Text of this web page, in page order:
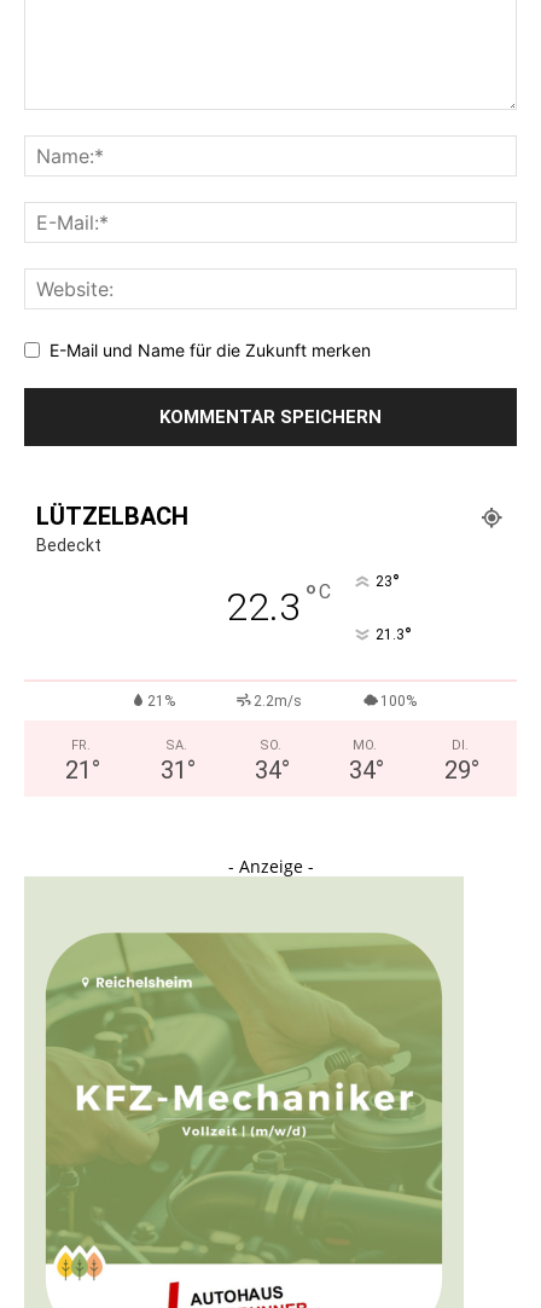
E-Mail und Name für die Zukunft merken
LÜTZELBACH
Bedeckt
22.3 °C 23°
21.3°
21% 2.2m/s 100%
FR.
21 °
SA.
31 °
SO.
34°
MO.
34°
DI.
29°
- Anzeige -